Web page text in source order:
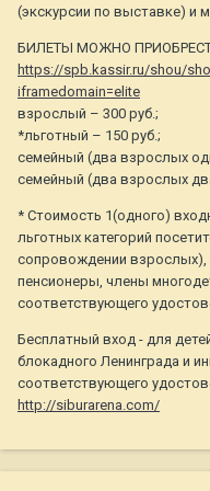
(экскурсии по выставке) и
БИЛЕТЫ МОЖНО
https://spb.kassir.ru/shou/
iframedomain=elite
взрослый – 300 руб.;
*льготный – 150 руб.;
семейный (два взрослых
семейный (два взрослых
* Стоимость 1(одного)
льготных категорий
сопровождении взрослых),
пенсионеры, члены
соответствующего
Бесплатный вход - для
блокадного Ленинграда и
соответствующего
http://siburarena.com/